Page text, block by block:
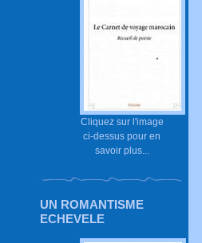
Cliquez sur l'image
ci-dessus pour en
savoir plus...
UN ROMANTISME
ECHEVELE